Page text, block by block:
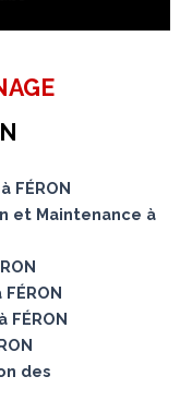
FÉRON
et Maintenance à
FÉRON
des